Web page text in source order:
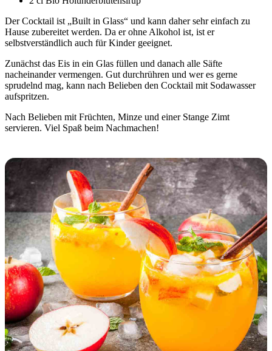
Der Cocktail ist „Built in Glass“ und kann daher sehr einfach zu
Hause zubereitet werden. Da er ohne Alkohol ist, ist er
selbstverständlich auch für Kinder geeignet.
Zunächst das Eis in ein Glas füllen und danach alle Säfte
nacheinander vermengen. Gut durchrühren und wer es gerne
sprudelnd mag, kann nach Belieben den Cocktail mit Sodawasser
aufspritzen.
Nach Belieben mit Früchten, Minze und einer Stange Zimt
servieren. Viel Spaß beim Nachmachen!